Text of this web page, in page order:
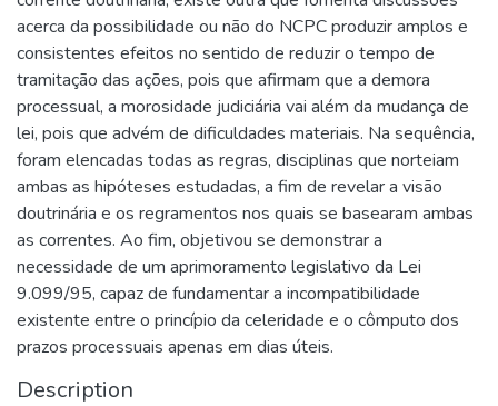
acerca da possibilidade ou não do NCPC produzir amplos e
consistentes efeitos no sentido de reduzir o tempo de
tramitação das ações, pois que afirmam que a demora
processual, a morosidade judiciária vai além da mudança de
lei, pois que advém de dificuldades materiais. Na sequência,
foram elencadas todas as regras, disciplinas que norteiam
ambas as hipóteses estudadas, a fim de revelar a visão
doutrinária e os regramentos nos quais se basearam ambas
as correntes. Ao fim, objetivou se demonstrar a
necessidade de um aprimoramento legislativo da Lei
9.099/95, capaz de fundamentar a incompatibilidade
existente entre o princípio da celeridade e o cômputo dos
prazos processuais apenas em dias úteis.
Description